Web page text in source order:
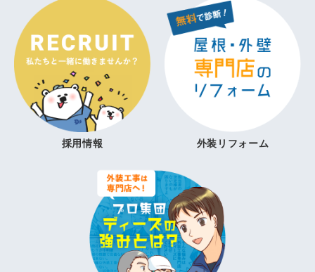
採用情報 外装リフォーム